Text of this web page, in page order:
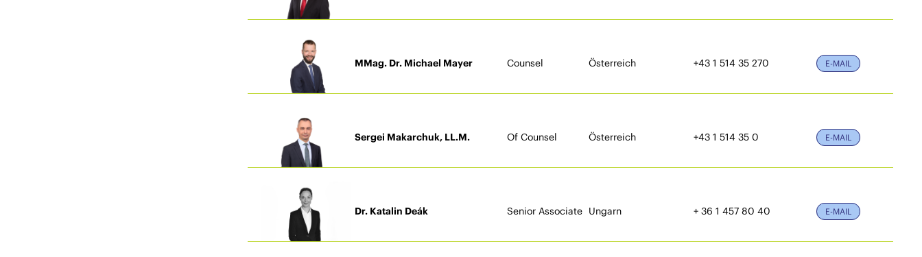
MMag. Dr. Michael Mayer Counsel Österreich +43 1 514 35 270 E-MAIL
Sergei Makarchuk, LL.M. Of Counsel Österreich +43 1 514 35 0 E-MAIL
Dr. Katalin Deák Senior Associate Ungarn + 36 1 457 80 40 E-MAIL